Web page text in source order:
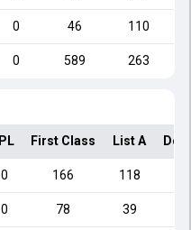
0 46 110
0 589 263
IPL First Class List A
0 166 118
0 78 39